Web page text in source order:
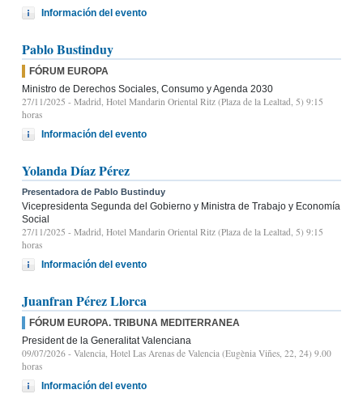
Información del evento
Pablo Bustinduy
FÓRUM EUROPA
Ministro de Derechos Sociales, Consumo y Agenda 2030
27/11/2025 - Madrid, Hotel Mandarin Oriental Ritz (Plaza de la Lealtad, 5) 9:15
horas
Información del evento
Yolanda Díaz Pérez
Presentadora de Pablo Bustinduy
Vicepresidenta Segunda del Gobierno y Ministra de Trabajo y Economía
Social
27/11/2025 - Madrid, Hotel Mandarin Oriental Ritz (Plaza de la Lealtad, 5) 9:15
horas
Información del evento
Juanfran Pérez Llorca
FÓRUM EUROPA. TRIBUNA MEDITERRANEA
President de la Generalitat Valenciana
09/07/2026 - Valencia, Hotel Las Arenas de Valencia (Eugènia Viñes, 22, 24) 9.00
horas
Información del evento